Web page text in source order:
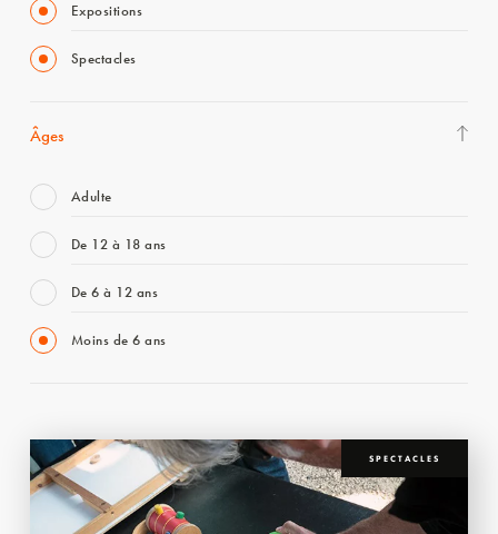
Expositions
Spectacles
Âges
Adulte
De 12 à 18 ans
De 6 à 12 ans
Moins de 6 ans
SPECTACLES